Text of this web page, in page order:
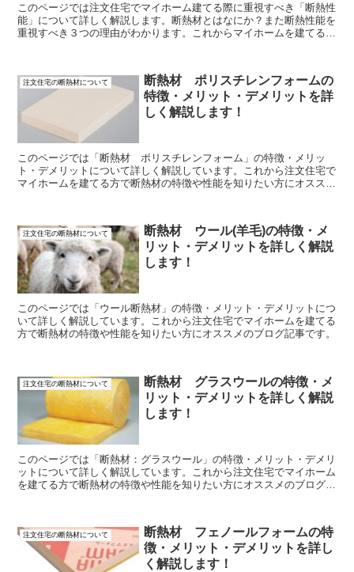
このページでは注文住宅でマイホーム建てる際に重視すべき「断熱性
能」について詳しく解説します。断熱材とはなにか？また断熱性能を
重視すべき３つの理由がわかります。これからマイホームを建てる
注文住宅の断熱材について
断熱材 ポリスチレンフォームの
特徴・メリット・デメリットを詳
しく解説します！
このページでは「断熱材 ポリスチレンフォーム」の特徴・メリッ
ト・デメリットについて詳しく解説しています。これから注文住宅で
マイホームを建てる方で断熱材の特徴や性能を知りたい方にオススメ
注文住宅の断熱材について
断熱材 ウール(羊毛)の特徴・メ
リット・デメリットを詳しく解説
します！
このページでは「ウール断熱材」の特徴・メリット・デメリットにつ
いて詳しく解説しています。これから注文住宅でマイホームを建てる
方で断熱材の特徴や性能を知りたい方にオススメのブログ記事です。
注文住宅の断熱材について
断熱材 グラスウールの特徴・メ
リット・デメリットを詳しく解説
します！
このページでは「断熱材：グラスウール」の特徴・メリット・デメリ
ットについて詳しく解説しています。これから注文住宅でマイホーム
を建てる方で断熱材の特徴や性能を知りたい方にオススメのブログ記
注文住宅の断熱材について
断熱材 フェノールフォームの特
徴・メリット・デメリットを詳し
く解説します！